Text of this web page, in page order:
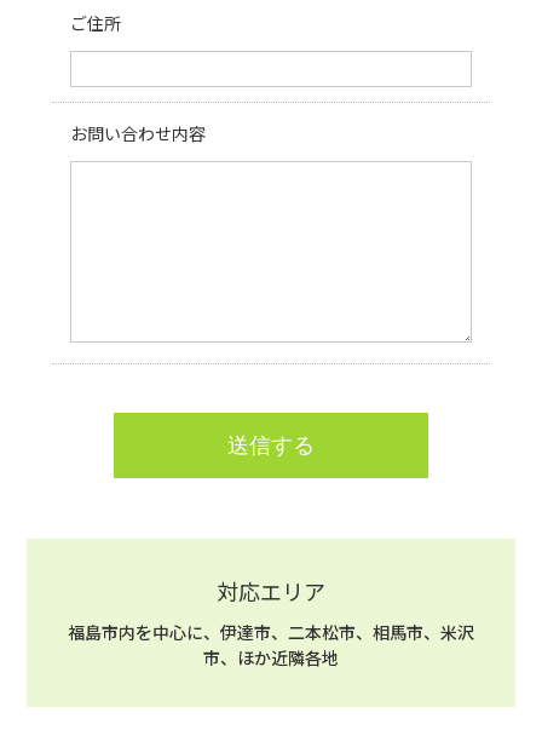
ご住所
お問い合わせ内容
対応エリア
福島市内を中心に、伊達市、二本松市、相馬市、米沢
市、ほか近隣各地